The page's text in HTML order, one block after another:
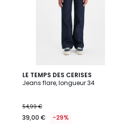
LE TEMPS DES CERISES
Jeans flare, longueur 34
54,99 €
39,00 € -29%